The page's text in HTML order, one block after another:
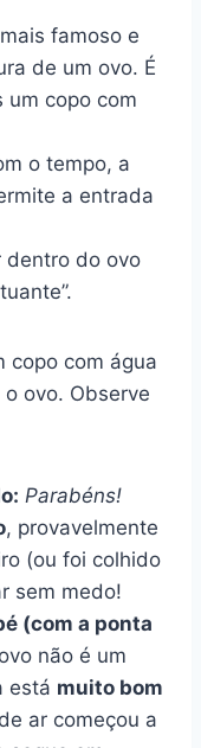
famoso e
de um ovo. É
um copo com
o tempo, a
a entrada
dentro do ovo
copo com água
ovo. Observe
Parabéns!
, provavelmente
(ou foi colhido
sem medo!
(com a ponta
não é um
está muito bom
ar começou a